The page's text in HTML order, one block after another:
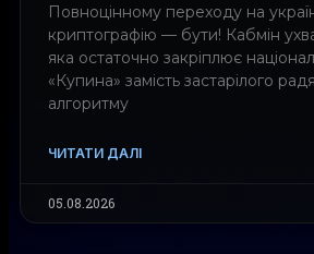
Повноцінному переходу на
криптографію — бути! Кабмін
яка остаточно закріплює
«Купина» замість застарілого
алгоритму
ЧИТАТИ ДАЛІ
05.08.2026